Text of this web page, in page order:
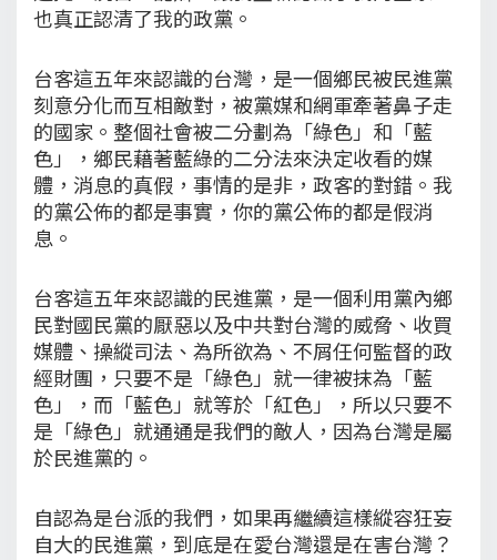
也真正認清了我的政黨。
台客這五年來認識的台灣，是一個鄉民被民進黨
刻意分化而互相敵對，被黨媒和網軍牽著鼻子走
的國家。整個社會被二分劃為「綠色」和「藍
色」，鄉民藉著藍綠的二分法來決定收看的媒
體，消息的真假，事情的是非，政客的對錯。我
的黨公佈的都是事實，你的黨公佈的都是假消
息。
台客這五年來認識的民進黨，是一個利用黨內鄉
民對國民黨的厭惡以及中共對台灣的威脅、收買
媒體、操縱司法、為所欲為、不屑任何監督的政
經財團，只要不是「綠色」就一律被抹為「藍
色」，而「藍色」就等於「紅色」，所以只要不
是「綠色」就通通是我們的敵人，因為台灣是屬
於民進黨的。
自認為是台派的我們，如果再繼續這樣縱容狂妄
自大的民進黨，到底是在愛台灣還是在害台灣？